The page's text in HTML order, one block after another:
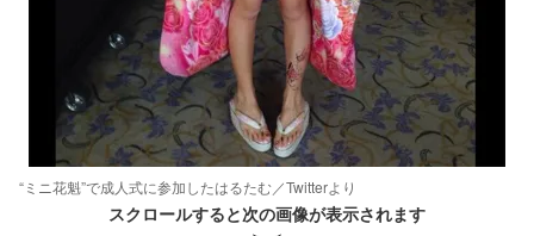
“ミニ花魁”で成人式に参加したはるたむ／Twitterより
スクロールすると次の画像が表示されます